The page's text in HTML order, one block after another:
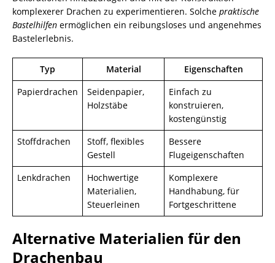
komplexerer Drachen zu experimentieren. Solche praktische
Bastelhilfen ermöglichen ein reibungsloses und angenehmes
Bastelerlebnis.
Typ Material
Eigenschaften
Papierdrachen
Seidenpapier,
Holzstäbe
Einfach zu
konstruieren,
kostengünstig
Stoffdrachen
Stoff, flexibles
Gestell
Bessere
Flugeigenschaften
Lenkdrachen
Hochwertige
Materialien,
Steuerleinen
Komplexere
Handhabung, für
Fortgeschrittene
Alternative Materialien für den
Drachenbau